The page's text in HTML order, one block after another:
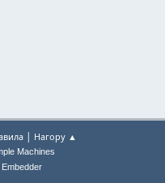
| Нагору ▲
Machines
Embedder